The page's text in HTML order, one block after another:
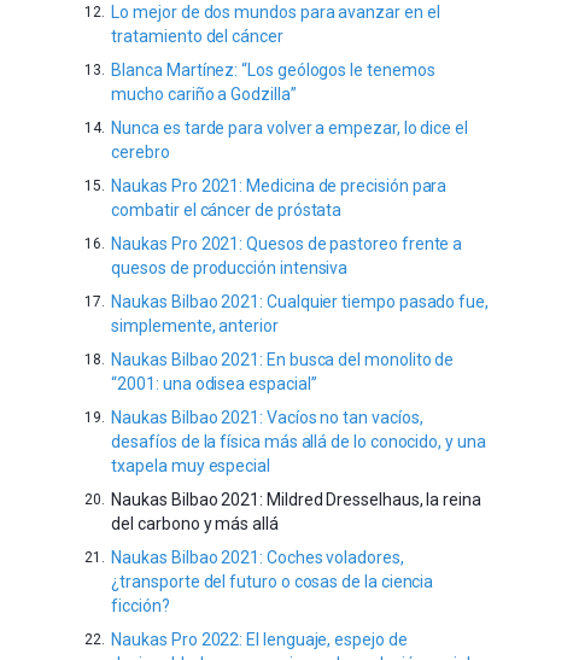
Lo mejor de dos mundos para avanzar en el
tratamiento del cáncer
Blanca Martínez: “Los geólogos le tenemos
mucho cariño a Godzilla”
Nunca es tarde para volver a empezar, lo dice el
cerebro
Naukas Pro 2021: Medicina de precisión para
combatir el cáncer de próstata
Naukas Pro 2021: Quesos de pastoreo frente a
quesos de producción intensiva
Naukas Bilbao 2021: Cualquier tiempo pasado fue,
simplemente, anterior
Naukas Bilbao 2021: En busca del monolito de
“2001: una odisea espacial”
Naukas Bilbao 2021: Vacíos no tan vacíos,
desafíos de la física más allá de lo conocido, y una
txapela muy especial
Naukas Bilbao 2021: Mildred Dresselhaus, la reina
del carbono y más allá
Naukas Bilbao 2021: Coches voladores,
¿transporte del futuro o cosas de la ciencia
ficción?
Naukas Pro 2022: El lenguaje, espejo de